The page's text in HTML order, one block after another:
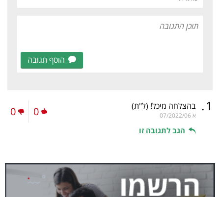
הוסף תגובה
1
. בהצלחה מיכל! (ל"ת)
א 07/2022/06
הגב לתגובה זו
0
0